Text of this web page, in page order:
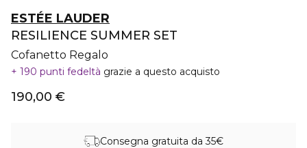
ESTÉE LAUDER
RESILIENCE SUMMER SET
Cofanetto Regalo
190 punti fedeltà grazie a questo acquisto
190,00 €
Consegna gratuita da 35€